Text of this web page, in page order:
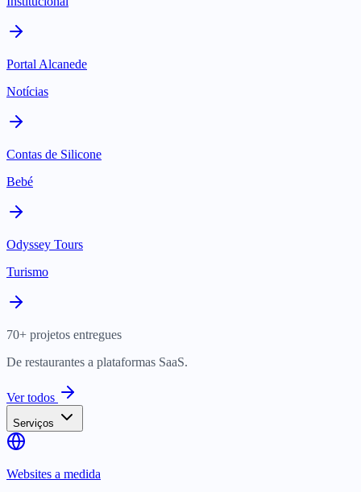
Portal Alcanede
Notícias
Contas de Silicone
Bebé
Odyssey Tours
Turismo
70+ projetos entregues
De restaurantes a plataformas SaaS.
Ver todos
Serviços
Websites a medida